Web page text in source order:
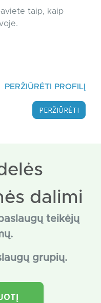
taip, kaip
PERŽIŪRĖTI PROFILĮ
PERŽIŪRĖTI
dalimi
teikėjų
grupių.